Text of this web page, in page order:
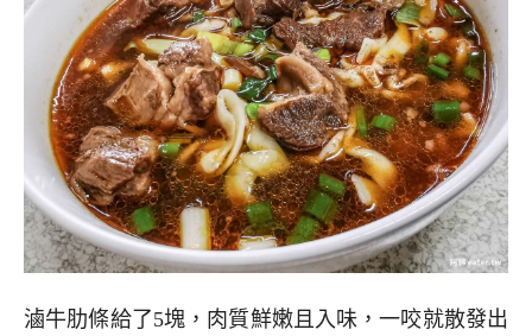
滷牛肋條給了5塊，肉質鮮嫩且入味，一咬就散發出